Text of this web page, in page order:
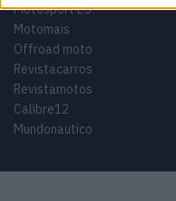
Motosport ES
Motomais
Offroad moto
Revistacarros
Revistamotos
Calibre12
Mundonautico